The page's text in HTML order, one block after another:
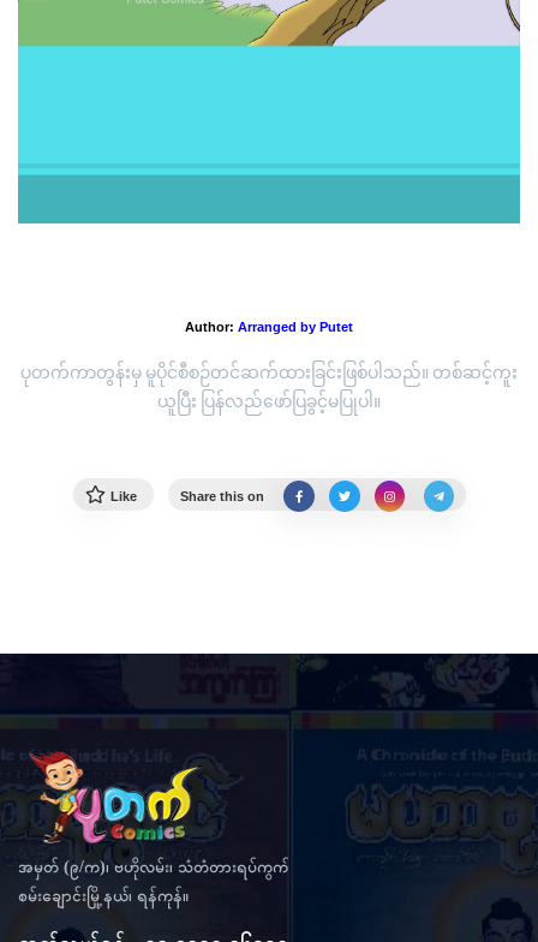
Author: Arranged by Putet
ပုတက်ကာတွန်းမှ မူပိုင်စီစဉ်တင်ဆက်ထားခြင်းဖြစ်ပါသည်။ တစ်ဆင့်ကူး
ယူပြီး ပြန်လည်ဖော်ပြခွင့်မပြုပါ။
Like Share this on
အမှတ် (၉/က)၊ ဗဟိုလမ်း၊ သံတံတားရပ်ကွက်
စမ်းချောင်းမြို့နယ်၊ ရန်ကုန်။